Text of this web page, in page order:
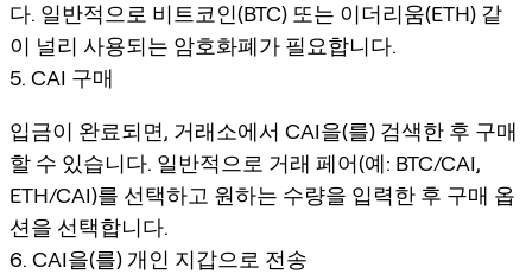
다. 일반적으로 비트코인(BTC) 또는 이더리움(ETH) 같
이 널리 사용되는 암호화폐가 필요합니다.
5. CAI 구매
입금이 완료되면, 거래소에서 CAI을(를) 검색한 후 구매
할 수 있습니다. 일반적으로 거래 페어(예: BTC/CAI,
ETH/CAI)를 선택하고 원하는 수량을 입력한 후 구매 옵
션을 선택합니다.
6. CAI을(를) 개인 지갑으로 전송